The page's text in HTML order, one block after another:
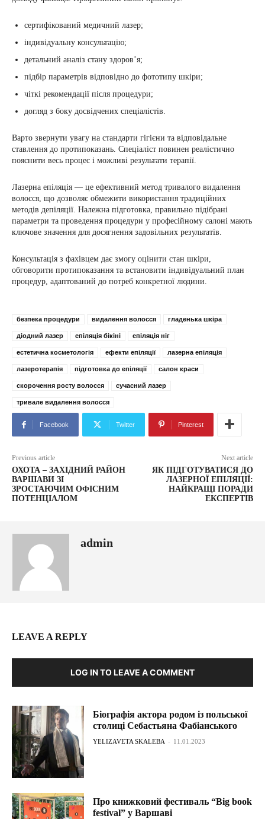
сертифікований медичний лазер;
індивідуальну консультацію;
детальний аналіз стану здоров’я;
підбір параметрів відповідно до фототипу шкіри;
чіткі рекомендації після процедури;
догляд з боку досвідчених спеціалістів.
Варто звернути увагу на стандарти гігієни та відповідальне
ставлення до протипоказань. Спеціаліст повинен реалістично
пояснити весь процес і можливі результати терапії.
Лазерна епіляція — це ефективний метод тривалого видалення
волосся, що дозволяє обмежити використання традиційних
методів депіляції. Належна підготовка, правильно підібрані
параметри та проведення процедури у професійному салоні мають
ключове значення для досягнення задовільних результатів.
Консультація з фахівцем дає змогу оцінити стан шкіри,
обговорити протипоказання та встановити індивідуальний план
процедур, адаптований до потреб конкретної людини.
безпека процедури видалення волосся гладенька шкіра
діодний лазер епіляція бікіні епіляція ніг
естетична косметологія ефекти епіляції лазерна епіляція
лазеротерапія підготовка до епіляції салон краси
скорочення росту волосся сучасний лазер
тривале видалення волосся
Facebook Twitter Pinterest
Previous article
ОХОТА – ЗАХІДНИЙ РАЙОН
ВАРШАВИ ЗІ
ЗРОСТАЮЧИМ ОФІСНИМ
ПОТЕНЦІАЛОМ
Next article
ЯК ПІДГОТУВАТИСЯ ДО
ЛАЗЕРНОЇ ЕПІЛЯЦІЇ:
НАЙКРАЩІ ПОРАДИ
ЕКСПЕРТІВ
admin
LEAVE A REPLY
LOG IN TO LEAVE A COMMENT
Біографія актора родом із польської
столиці Себастьяна Фабіанського
YELIZAVETA SKALEBA - 11.01.2023
Про книжковий фестиваль “Big book
festival” у Варшаві